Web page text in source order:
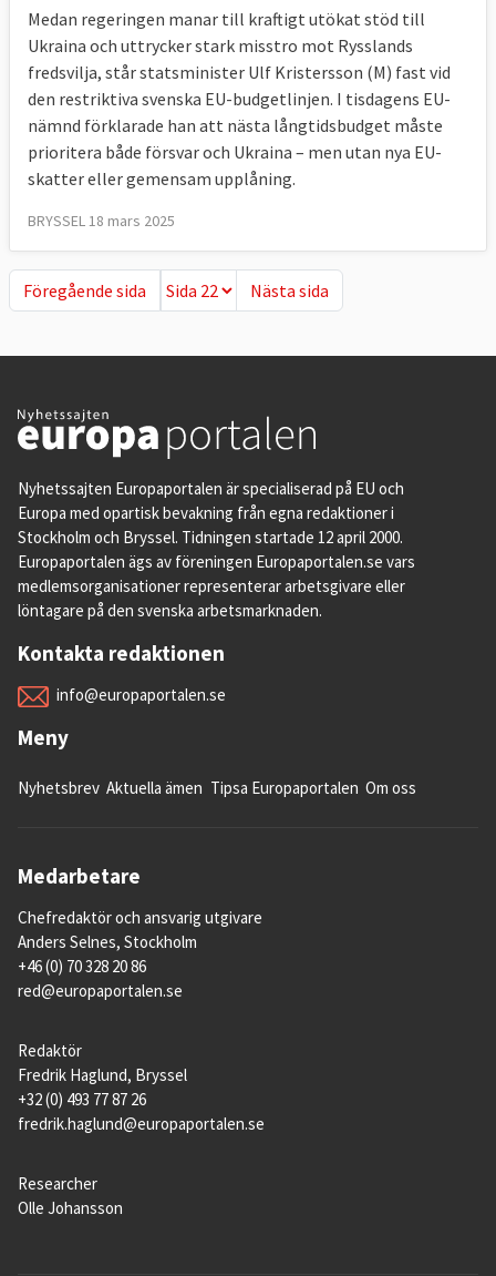
Medan regeringen manar till kraftigt utökat stöd till
Ukraina och uttrycker stark misstro mot Rysslands
fredsvilja, står statsminister Ulf Kristersson (M) fast vid
den restriktiva svenska EU-budgetlinjen. I tisdagens EU-
nämnd förklarade han att nästa långtidsbudget måste
prioritera både försvar och Ukraina – men utan nya EU-
skatter eller gemensam upplåning.
BRYSSEL 18 mars 2025
Föregående sida
Föregående sida Nästa sida
Nästa sida
Nyhetssajten Europaportalen är specialiserad på EU och
Europa med opartisk bevakning från egna redaktioner i
Stockholm och Bryssel. Tidningen startade 12 april 2000.
Europaportalen ägs av föreningen Europaportalen.se vars
medlemsorganisationer representerar arbetsgivare eller
löntagare på den svenska arbetsmarknaden.
Kontakta redaktionen
info@europaportalen.se
Meny
Nyhetsbrev Aktuella ämen Tipsa Europaportalen Om oss
Medarbetare
Chefredaktör och ansvarig utgivare
Anders Selnes, Stockholm
+46 (0) 70 328 20 86
red@europaportalen.se
Redaktör
Fredrik Haglund, Bryssel
+32 (0) 493 77 87 26
fredrik.haglund@europaportalen.se
Researcher
Olle Johansson